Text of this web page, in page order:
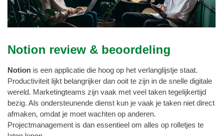
Notion review & beoordeling
Notion is een applicatie die hoog op het verlanglijstje staat.
Productiviteit lijkt belangrijker dan ooit te zijn in de snelle digitale
wereld. Marketingteams zijn vaak met veel taken tegelijkertijd
bezig. Als ondersteunende dienst kun je vaak je taken niet direct
afmaken, omdat je moet wachten op anderen.
Projectmanagement is dan essentieel om alles op rolletjes te